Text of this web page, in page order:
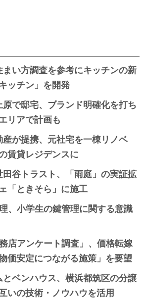
い方調査を参考にキッチンの新
ッチン」を開発
で邸宅、ブランド明確化を打ち
リアで計画も
が提携、元社宅を一棟リノベ
賃貸レジデンスに
谷トラスト、「雨庭」の実証拡
「ときそら」に施工
、小学生の鍵管理に関する意識
店アンケート調査」、価格転嫁
価安定につながる施策」を要望
ベンハウス、横浜都筑区の分譲
いの技術・ノウハウを活用